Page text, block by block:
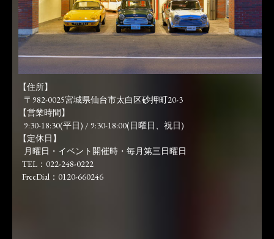
【住所】
〒982-0025宮城県仙台市太白区砂押町20-3
【営業時間】
9:30-18:30(平日) / 9:30-18:00(日曜日、祝日)
【定休日】
月曜日・イベント開催時・毎月第三日曜日
TEL：022-248-0222
FreeDial：0120-660246